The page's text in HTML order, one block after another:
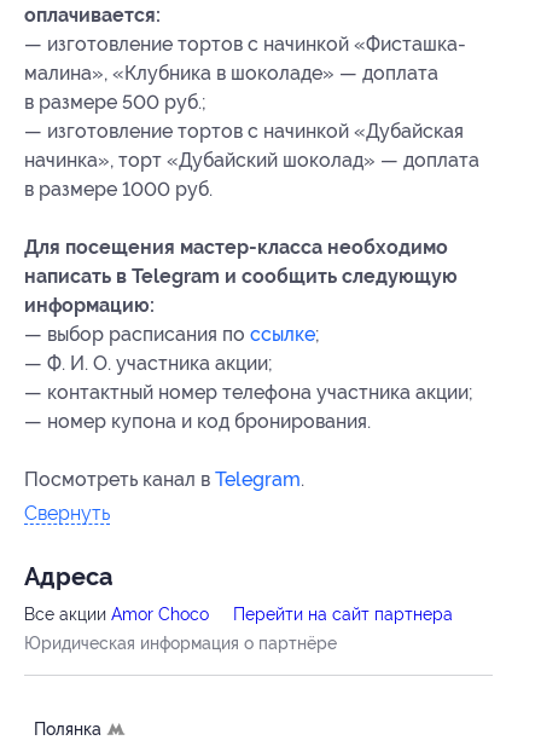
оплачивается:
— изготовление тортов с начинкой «Фисташка-
малина», «Клубника в шоколаде» — доплата
в размере 500 руб.;
— изготовление тортов с начинкой «Дубайская
начинка», торт «Дубайский шоколад» — доплата
в размере 1000 руб.
Для посещения мастер-класса необходимо
написать в Telegram и сообщить следующую
информацию:
— выбор расписания по ссылке;
— Ф. И. О. участника акции;
— контактный номер телефона участника акции;
— номер купона и код бронирования.
Посмотреть канал в Telegram.
Свернуть
Адресa
Все акции Amor Choco
Перейти на сайт партнера
Юридическая информация о партнёре
Полянка